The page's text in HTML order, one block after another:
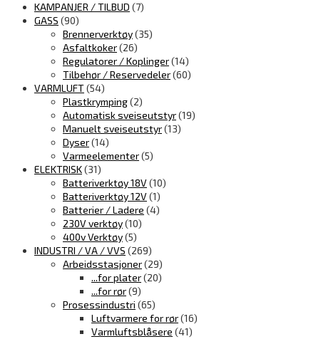
KAMPANJER / TILBUD (7)
GASS (90)
Brennerverktøy(35)
Asfaltkoker(26)
Regulatorer / Koplinger(14)
Tilbehør / Reservedeler(60)
VARMLUFT(54)
Plastkrymping(2)
Automatisk sveiseutstyr(19)
Manuelt sveiseutstyr(13)
Dyser(14)
Varmeelementer(5)
ELEKTRISK(31)
Batteriverktøy 18V(10)
Batteriverktøy 12V(1)
Batterier / Ladere (4)
230V verktøy(10)
400v Verktøy(5)
INDUSTRI / VA / VVS (269)
Arbeidsstasjoner(29)
...for plater(20)
...for rør(9)
Prosessindustri (65)
Luftvarmere for rør(16)
Varmluftsblåsere (41)